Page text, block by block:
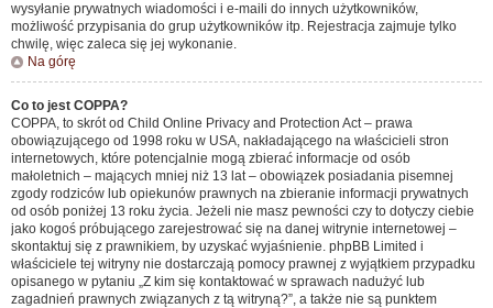
wysyłanie prywatnych wiadomości i e-maili do innych użytkowników,
możliwość przypisania do grup użytkowników itp. Rejestracja zajmuje tylko
chwilę, więc zaleca się jej wykonanie.
Na górę
Co to jest COPPA?
COPPA, to skrót od Child Online Privacy and Protection Act – prawa
obowiązującego od 1998 roku w USA, nakładającego na właścicieli stron
internetowych, które potencjalnie mogą zbierać informacje od osób
małoletnich – mających mniej niż 13 lat – obowiązek posiadania pisemnej
zgody rodziców lub opiekunów prawnych na zbieranie informacji prywatnych
od osób poniżej 13 roku życia. Jeżeli nie masz pewności czy to dotyczy ciebie
jako kogoś próbującego zarejestrować się na danej witrynie internetowej –
skontaktuj się z prawnikiem, by uzyskać wyjaśnienie. phpBB Limited i
właściciele tej witryny nie dostarczają pomocy prawnej z wyjątkiem przypadku
opisanego w pytaniu „Z kim się kontaktować w sprawach nadużyć lub
zagadnień prawnych związanych z tą witryną?”, a także nie są punktem